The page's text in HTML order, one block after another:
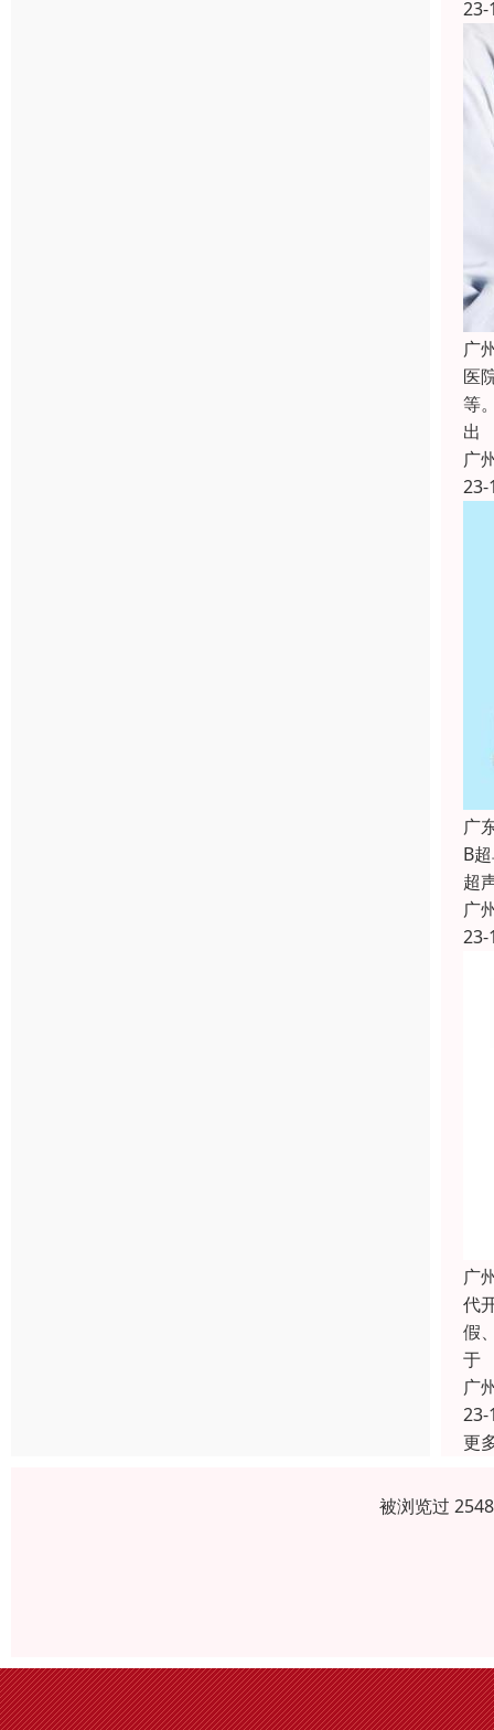
23-
广
医
等
出
广
23-
广
B
超
广
23-
广
代
假
于
广
23-
更
被浏览过